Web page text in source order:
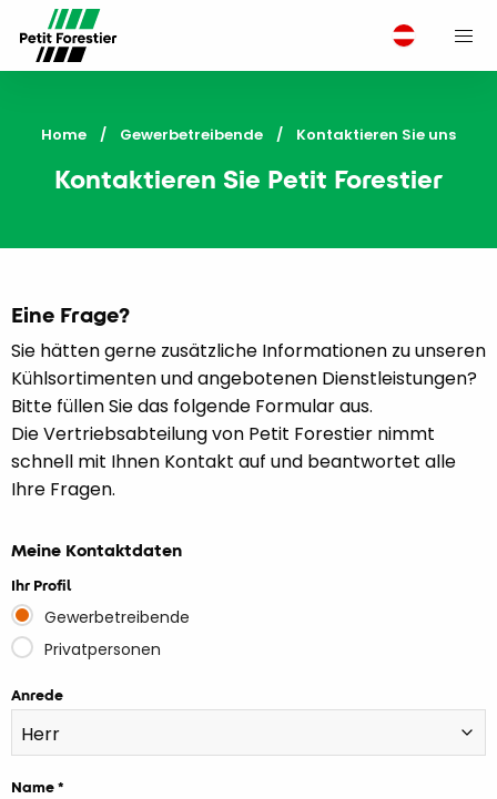
Home Gewerbetreibende Current:
Kontaktieren Sie uns
Kontaktieren Sie Petit Forestier
Eine Frage?
Sie hätten gerne zusätzliche Informationen zu unseren
Kühlsortimenten und angebotenen Dienstleistungen?
Bitte füllen Sie das folgende Formular aus.
Die Vertriebsabteilung von Petit Forestier nimmt
schnell mit Ihnen Kontakt auf und beantwortet alle
Ihre Fragen.
Meine Kontaktdaten
Ihr Profil
Gewerbetreibende
Privatpersonen
Anrede
Name